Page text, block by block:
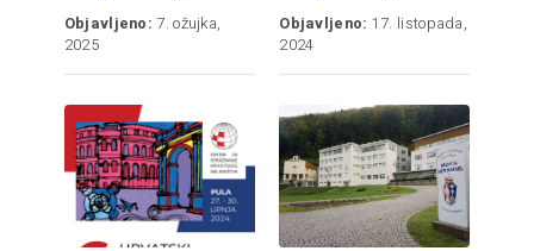
Objavljeno: 7. ožujka,
2025
Objavljeno: 17. listopada,
2024